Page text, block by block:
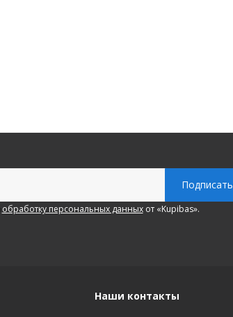
обработку персональных данныхот «Kupibas».
Наши контакты